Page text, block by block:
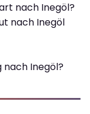
nach Inegöl?
nach Inegöl
nach Inegöl?